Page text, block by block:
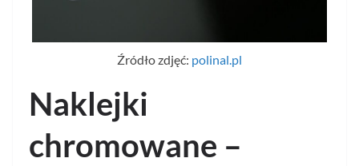
Źródło zdjęć: polinal.pl
Naklejki
chromowane –